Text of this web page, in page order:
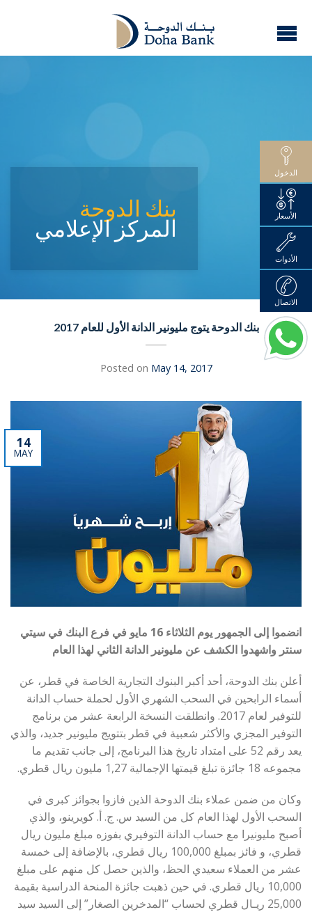
بنك الدوحة
المركز الإعلامي
بنك الدوحة يتوج مليونير الدانة الأول للعام 2017
Posted on May 14, 2017
14
MAY
انضموا إلى الجمهور يوم الثلاثاء 16 مايو في فرع البنك في سيتي
سنتر واشهدوا الكشف عن مليونير الدانة الثاني لهذا العام
أعلن بنك الدوحة، أحد أكبر البنوك التجارية الخاصة في قطر، عن
أسماء الرابحين في السحب الشهري الأول لحملة حساب الدانة
للتوفير لعام 2017. وانطلقت النسخة الرابعة عشر من برنامج
التوفير المجزي والأكثر شعبية في قطر بتتويج مليونير جديد، والذي
يعد رقم 52 على امتداد تاريخ هذا البرنامج، إلى جانب تقديم ما
مجموعه 18 جائزة تبلغ قيمتها الإجمالية 1,27 مليون ريال قطري.
وكان من ضمن عملاء بنك الدوحة الذين فازوا بجوائز كبرى في
السحب الأول لهذا العام كل من السيد س. ج. أ. كويرينو، والذي
أصبح مليونيرا مع حساب الدانة التوفيري بفوزه مبلغ مليون ريال
قطري، و فائز بمبلغ 100,000 ريال قطري، بالإضافة إلى خمسة
عشر من العملاء سعيدي الحظ، والذين حصل كل منهم على مبلغ
10,000 ريال قطري. في حين ذهبت جائزة المنحة الدراسية بقيمة
25,000 ريـال قطري لحساب “المدخرين الصغار” إلى السيد سيد
الدخول
الأسعار
الأدوات
الاتصال